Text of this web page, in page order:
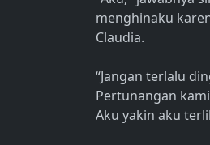
menghinaku
Claudia.
“Jangan terlalu
Pertunangan
Aku yakin aku